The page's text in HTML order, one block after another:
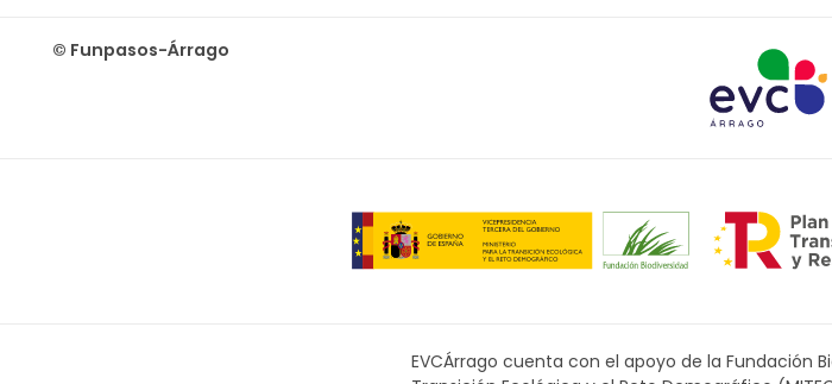
© Funpasos-Árrago
EVCÁrrago cuenta con el apoyo de la Fundación